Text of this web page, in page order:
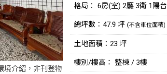
境介紹，非刊登物
格局： 6房(室) 2廳 3衛 1陽台
總坪數：47.9 坪 (不含車位面積)
土地面積：23 坪
樓別/樓高： 整棟 / 3樓